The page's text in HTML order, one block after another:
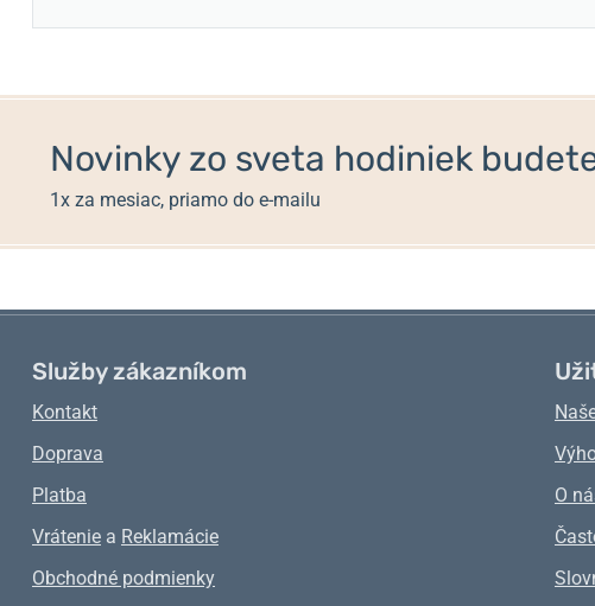
Novinky zo sveta hodiniek
1x za mesiac, priamo do e-mailu
Služby zákazníkom
Kontakt
Doprava
Platba
Vrátenie a Reklamácie
Obchodné podmienky
O